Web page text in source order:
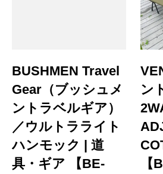
BUSHMEN Travel
Gear（ブッシュメ
ントラベルギア）
／ウルトラライト
ハンモック | 道
具・ギア 【BE-
ン
【